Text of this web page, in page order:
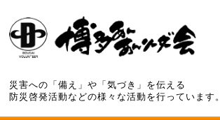
災害への「備え」や「気づき」を伝える
防災啓発活動などの様々な活動を行っています。